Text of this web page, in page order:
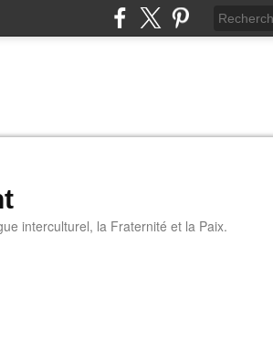
interculturel, la Fraternité et la Paix.